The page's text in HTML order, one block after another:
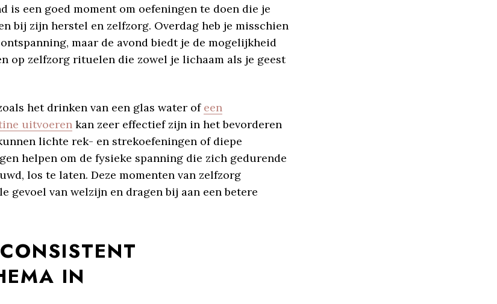
is een goed moment om oefeningen te doen die je
bij zijn herstel en zelfzorg. Overdag heb je misschien
maar de avond biedt je de mogelijkheid
op zelfzorg rituelen die zowel je lichaam als je geest
het drinken van een glas water of een
uitvoeren kan zeer effectief zijn in het bevorderen
lichte rek- en strekoefeningen of diepe
helpen om de fysieke spanning die zich gedurende
los te laten. Deze momenten van zelfzorg
gevoel van welzijn en dragen bij aan een betere
IN